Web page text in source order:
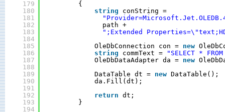
179
180
181
182
183
184
185
186
187
188
189
190
191
192
193
194
{
string
conString =
path +
";Extended
OleDbConnection con = new
string
commText =
"SELECT *
OleDbDataAdapter da = new
DataTable dt = new DataTable();
da.Fill(dt);
return
dt;
}